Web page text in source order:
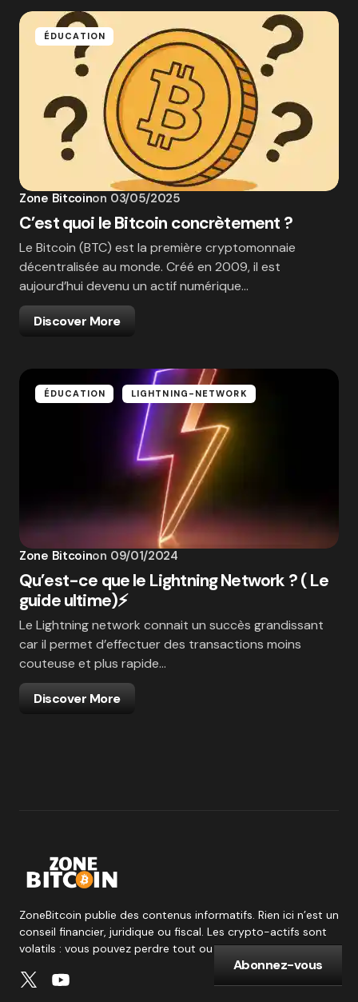
ÉDUCATION
Zone Bitcoinon 03/05/2025
C’est quoi le Bitcoin concrètement ?
Le Bitcoin (BTC) est la première cryptomonnaie
décentralisée au monde. Créé en 2009, il est
aujourd’hui devenu un actif numérique…
Discover More
ÉDUCATION LIGHTNING-NETWORK
Zone Bitcoinon 09/01/2024
Qu’est-ce que le Lightning Network ? ( Le
guide ultime)⚡
Le Lightning network connait un succès grandissant
car il permet d’effectuer des transactions moins
couteuse et plus rapide…
Discover More
ZoneBitcoin publie des contenus informatifs. Rien ici n’est un
conseil financier, juridique ou fiscal. Les crypto-actifs sont
volatils : vous pouvez perdre tout ou partie de votre capital.
Abonnez-vous